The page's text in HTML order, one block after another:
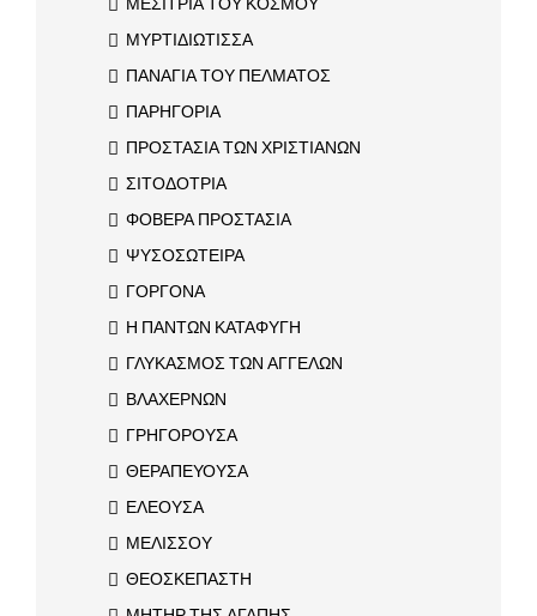
ΜΥΡΤΙΔΙΩΤΙΣΣΑ
ΠΑΝΑΓΙΑ ΤΟΥ ΠΕΛΜΑΤΟΣ
ΠΑΡΗΓΟΡΙΑ
ΠΡΟΣΤΑΣΙΑ ΤΩΝ ΧΡΙΣΤΙΑΝΩΝ
ΣΙΤΟΔΟΤΡΙΑ
ΦΟΒΕΡΑ ΠΡΟΣΤΑΣΙΑ
ΨΥΣΟΣΩΤΕΙΡΑ
ΓΟΡΓΟΝΑ
Η ΠΑΝΤΩΝ ΚΑΤΑΦΥΓΗ
ΓΛΥΚΑΣΜΟΣ ΤΩΝ ΑΓΓΕΛΩΝ
ΒΛΑΧΕΡΝΩΝ
ΓΡΗΓΟΡΟΥΣΑ
ΘΕΡΑΠΕΥΟΥΣΑ
ΕΛΕΟΥΣΑ
ΜΕΛΙΣΣΟΥ
ΘΕΟΣΚΕΠΑΣΤΗ